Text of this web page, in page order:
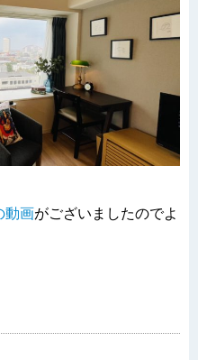
動画がございましたのでよ